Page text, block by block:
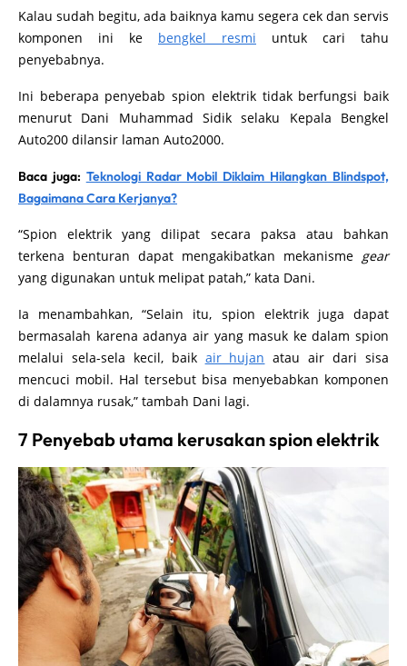
Kalau sudah begitu, ada baiknya kamu segera cek dan servis
komponen ini ke bengkel resmi untuk cari tahu
penyebabnya.
Ini beberapa penyebab spion elektrik tidak berfungsi baik
menurut Dani Muhammad Sidik selaku Kepala Bengkel
Auto200 dilansir laman Auto2000.
Baca juga: Teknologi Radar Mobil Diklaim Hilangkan Blindspot,
Bagaimana Cara Kerjanya?
“Spion elektrik yang dilipat secara paksa atau bahkan
terkena benturan dapat mengakibatkan mekanisme gear
yang digunakan untuk melipat patah,” kata Dani.
Ia menambahkan, “Selain itu, spion elektrik juga dapat
bermasalah karena adanya air yang masuk ke dalam spion
melalui sela-sela kecil, baik air hujan atau air dari sisa
mencuci mobil. Hal tersebut bisa menyebabkan komponen
di dalamnya rusak,” tambah Dani lagi.
7 Penyebab utama kerusakan spion elektrik